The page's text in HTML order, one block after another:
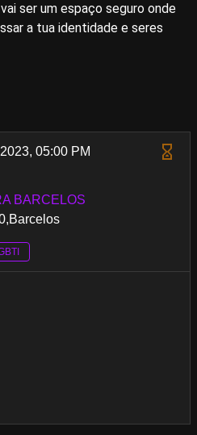
ser um espaço seguro onde
a tua identidade e seres
05:00 PM
BARCELOS